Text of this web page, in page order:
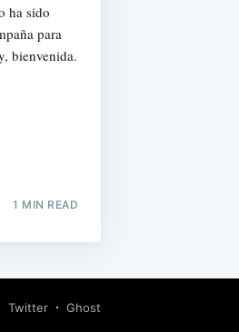
ha sido
para
bienvenida.
1 MIN READ
Twitter Ghost